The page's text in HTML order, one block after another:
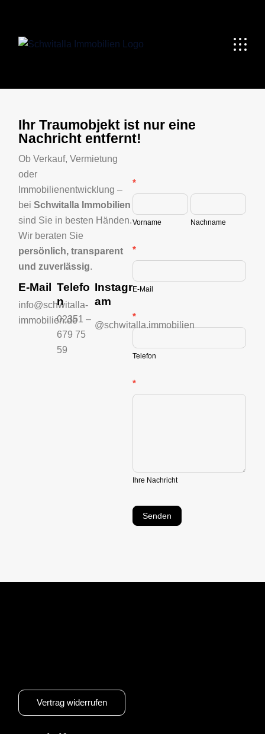
Ihr Traumobjekt ist nur eine
Nachricht entfernt!
Kontakt
*
Vorname Nachname
*
E-Mail
*
Telefon
*
Ihre Nachricht
Senden
Ob Verkauf, Vermietung
oder
Immobilienentwicklung –
beiSchwitalla Immobilien
sind Sie in besten Händen.
Wir beraten Sie
persönlich, transparent
und zuverlässig.
E-Mail
info@schwitalla-
immobilien.de
Telefo
n
02351 –
679 75
59
Instagr
am
@schwitalla.immobilien
Vertrag widerrufen